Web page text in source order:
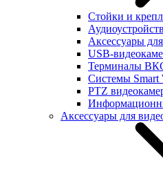
Стойки и
Аксессуары
USB-
Терминалы
Системы Smart
PTZ
Аксессуары для